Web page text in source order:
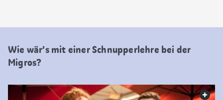
Wie wär’s mit einer Schnupperlehre bei der
Migros?